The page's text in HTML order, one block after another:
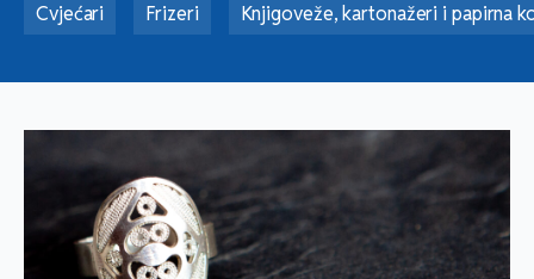
Cvjećari
Frizeri Knjigoveže, kartonažeri i papirna